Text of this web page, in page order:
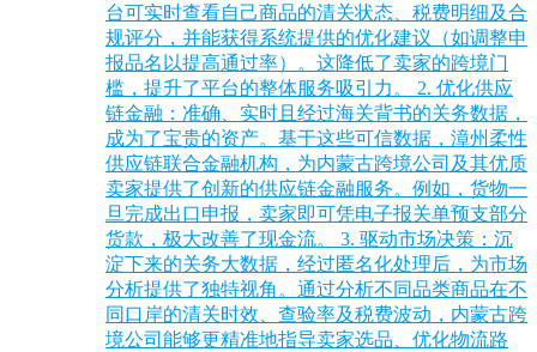
台可实时查看自己商品的清关状态、税费明细及合
规评分，并能获得系统提供的优化建议（如调整申
报品名以提高通过率）。这降低了卖家的跨境门
槛，提升了平台的整体服务吸引力。 2. 优化供应
链金融：准确、实时且经过海关背书的关务数据，
成为了宝贵的资产。基于这些可信数据，漳州柔性
供应链联合金融机构，为内蒙古跨境公司及其优质
卖家提供了创新的供应链金融服务。例如，货物一
旦完成出口申报，卖家即可凭电子报关单预支部分
货款，极大改善了现金流。 3. 驱动市场决策：沉
淀下来的关务大数据，经过匿名化处理后，为市场
分析提供了独特视角。通过分析不同品类商品在不
同口岸的清关时效、查验率及税费波动，内蒙古跨
境公司能够更精准地指导卖家选品、优化物流路